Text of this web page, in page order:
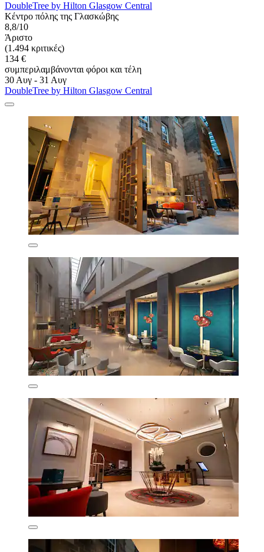
DoubleTree by Hilton Glasgow Central
Κέντρο πόλης της Γλασκώβης
8,8/10
Άριστο
(1.494 κριτικές)
134 €
συμπεριλαμβάνονται φόροι και τέλη
30 Αυγ - 31 Αυγ
DoubleTree by Hilton Glasgow Central